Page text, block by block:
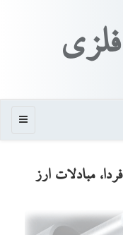
فلزی
منو
مبادلات ارز